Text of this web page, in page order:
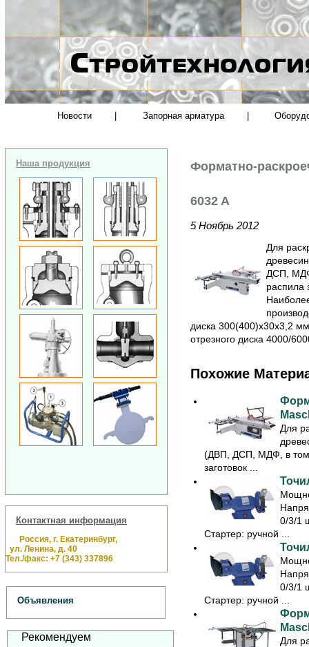
Новости Запорная арматура
Наша продукция
Контактная информация
Россия, г. Екатеринбург,
ул. Ленина, д. 40
Тел./факс: +7 (343) 337896
Объявления
Рекомендуем
Форматно-
6032 A
5 Ноябрь 2012
Для
ДСП,
распила
диска 300(400)х30х3,2
отрезного диска 4000/
Похожие
Для
(ДВП, ДСП, МДФ, в том
заготовок ...
0/3/1
Стартер: ручной ...
0/3/1
Стартер: ручной ...
Для